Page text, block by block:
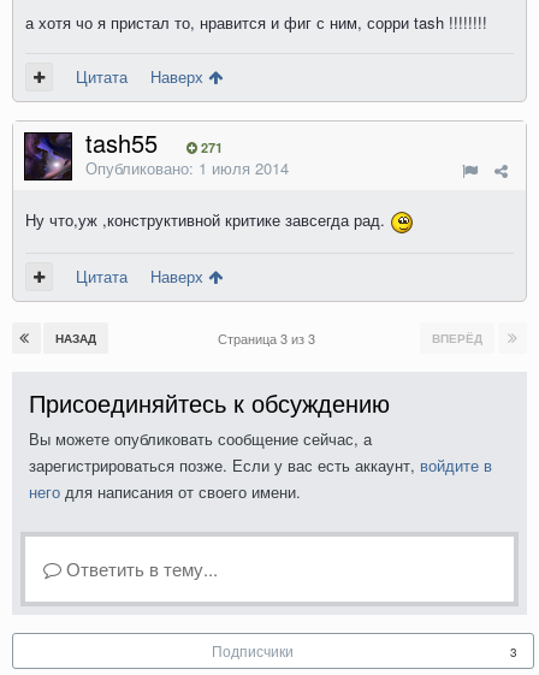
а хотя чо я пристал то, нравится и фиг с ним, сорри tash !!!!!!!!
Цитата Наверх
tash55 271
Опубликовано: 1 июля 2014
Ну что,уж ,конструктивной критике завсегда рад.
Цитата Наверх
НАЗАД ВПЕРЁД
Страница 3 из 3
Присоединяйтесь к обсуждению
Вы можете опубликовать сообщение сейчас, а
зарегистрироваться позже. Если у вас есть аккаунт, войдите в
него для написания от своего имени.
Ответить в тему...
Подписчики 3